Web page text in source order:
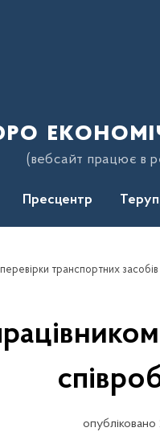
(вебсайт працює в
Пресцентр
транспортних засобів